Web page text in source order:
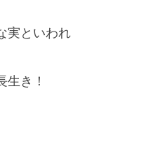
実といわれ
き！